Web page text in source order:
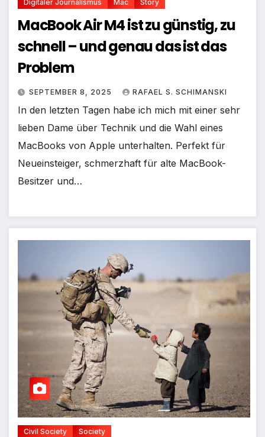
Digitaler Journalismus Mac Story
MacBook Air M4 ist zu günstig, zu
schnell – und genau das ist das
Problem
SEPTEMBER 8, 2025 RAFAEL S. SCHIMANSKI
In den letzten Tagen habe ich mich mit einer sehr
lieben Dame über Technik und die Wahl eines
MacBooks von Apple unterhalten. Perfekt für
Neueinsteiger, schmerzhaft für alte MacBook-
Besitzer und…
Civil Society Society